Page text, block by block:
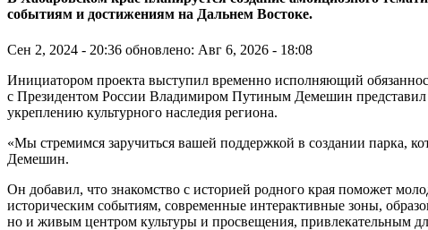
событиям и достижениям на Дальнем Востоке.
Сен 2, 2024 - 20:36 обновлено: Авг 6, 2026 - 18:08
Инициатором проекта выступил временно исполняющий
с Президентом России Владимиром Путиным Демешин представил
укреплению культурного наследия региона.
«Мы стремимся заручиться вашей поддержкой в создании парка,
Демешин.
Он добавил, что знакомство с историей родного края поможет
историческим событиям, современные интерактивные зоны,
но и живым центром культуры и просвещения, привлекательным